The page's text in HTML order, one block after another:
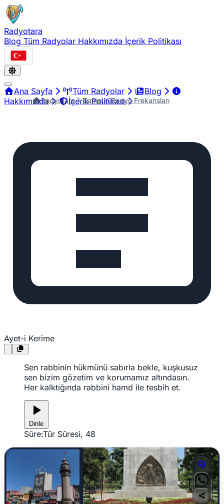
Radyotara
Blog Tüm Radyolar Hakkımızda İçerik Politikası
Türkçe
Ana Sayfa Tüm Radyolar
Blog
Hakkımızda
İçerik Politikası
Radyotara Samsun Radyo Frekansları
Ayet-i Kerime
Sen rabbinin hükmünü sabırla bekle, kuşkusuz
sen bizim gözetim ve korumamız altındasın.
Her kalktığında rabbini hamd ile tesbih et.
Dinle
Sûre:Tûr Sûresi, 48